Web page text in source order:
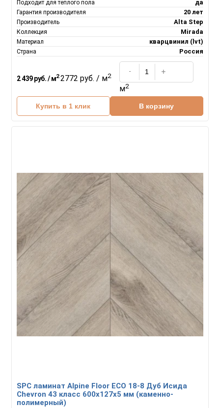
Подходит для теплого пола да
Гарантия производителя 20 лет
Производитель Alta Step
Коллекция Mirada
Материал кварцвинил (lvt)
Страна Россия
2 439 руб. / м22772 руб. / м2
м2
Купить в 1 клик В корзину
SPC ламинат Alpine Floor ECO 18-8 Дуб Исида
Chevron 43 класс 600х127х5 мм (каменно-
полимерный)